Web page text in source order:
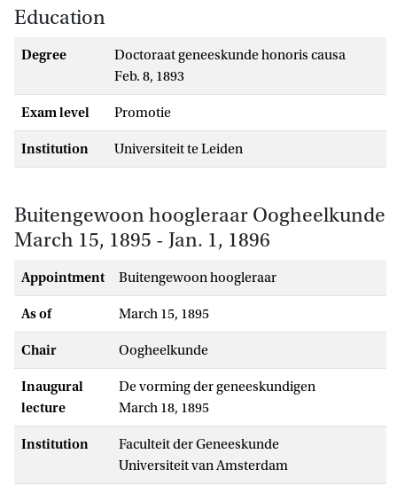
Education
Degree
doctoraat geneeskunde honoris causa
Feb. 8, 1893
Exam level promotie
Institution Universiteit te Leiden
Buitengewoon hoogleraar Oogheelkunde
March 15, 1895 - Jan. 1, 1896
Appointment buitengewoon hoogleraar
As of March 15, 1895
Chair Oogheelkunde
Inaugural
lecture
De vorming der geneeskundigen
March 18, 1895
Institution
Faculteit der Geneeskunde
Universiteit van Amsterdam